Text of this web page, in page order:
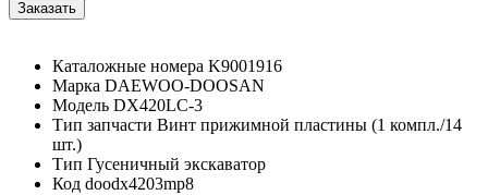
Каталожные номера K9001916
Марка DAEWOO-DOOSAN
Модель DX420LC-3
Тип запчасти Винт прижимной пластины (1 компл./14
шт.)
Тип Гусеничный экскаватор
Код doodx4203mp8